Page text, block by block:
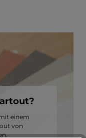
einem
von